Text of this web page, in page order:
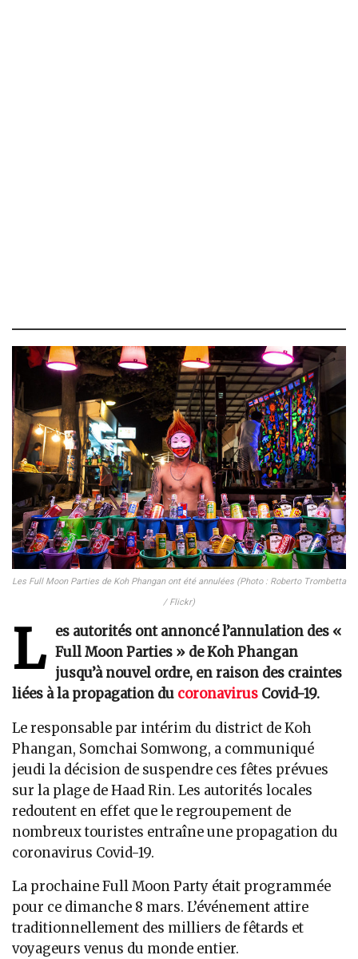
Les Full Moon Parties de Koh Phangan ont été annulées (Photo : Roberto Trombetta
/ Flickr)
L
es autorités ont annoncé l’annulation des «
Full Moon Parties » de Koh Phangan
jusqu’à nouvel ordre, en raison des craintes
liées à la propagation du coronavirus Covid-19.
Le responsable par intérim du district de Koh
Phangan, Somchai Somwong, a communiqué
jeudi la décision de suspendre ces fêtes prévues
sur la plage de Haad Rin. Les autorités locales
redoutent en effet que le regroupement de
nombreux touristes entraîne une propagation du
coronavirus Covid-19.
La prochaine Full Moon Party était programmée
pour ce dimanche 8 mars. L’événement attire
traditionnellement des milliers de fêtards et
voyageurs venus du monde entier.